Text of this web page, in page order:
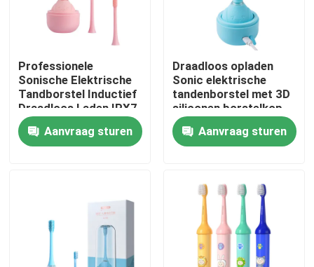
Thuis
Producten
Fabriekstocht
Professionele
Sonische Elektrische
Tandborstel Inductief
Draadloos Laden IPX7
Waterdicht
Elektrische
Tandborstel
Aanvraag sturen
Draadloos opladen
Sonic elektrische
tandenborstel met 3D
siliconen borstelkop
en slimme timer
Aanvraag sturen